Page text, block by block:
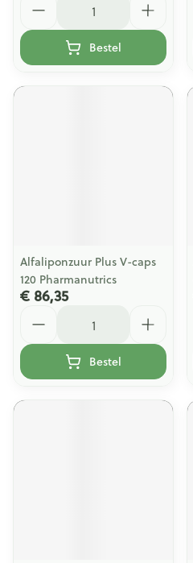
Bestel
Alfaliponzuur Plus V-caps
120 Pharmanutrics
€ 86,35
Bestel